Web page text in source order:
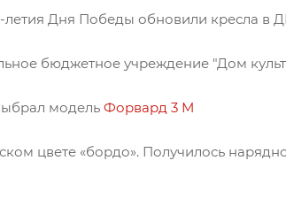
летия Дня Победы обновили кресла в
бюджетное учреждение "Дом
модель Форвард 3 М
цвете «бордо». Получилось